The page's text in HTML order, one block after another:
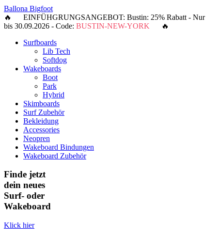
Ballona Bigfoot
🔥 EINFÜHGRUNGSANGEBOT: Bustin: 25% Rabatt - Nur
bis 30.09.2026 - Code: BUSTIN-NEW-YORK 🔥
Surfboards
Lib Tech
Softdog
Wakeboards
Boot
Park
Hybrid
Skimboards
Surf Zubehör
Bekleidung
Accessories
Neopren
Wakeboard Bindungen
Wakeboard Zubehör
Finde jetzt
dein neues
Surf- oder
Wakeboard
Klick hier